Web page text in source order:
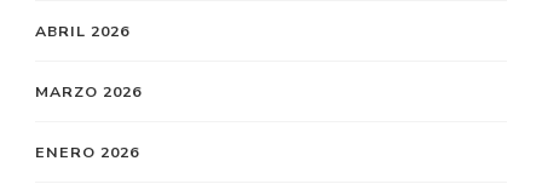
ABRIL 2026
MARZO 2026
ENERO 2026